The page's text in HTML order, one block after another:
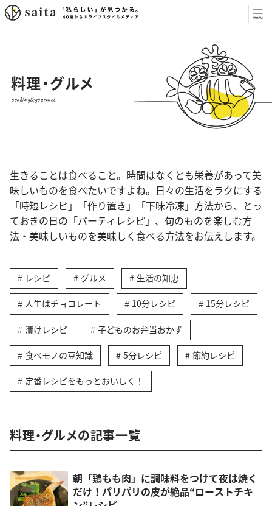
料理・グルメ
cooking&gourmet
生きることは食べること。時間はなくとも栄養があって美
味しいものを食べたいですよね。日々の生活をラクにする
「時短レシピ」「作り置き」「下味冷凍」方法から、とっ
ておきの日の「パーティレシピ」、旬のものを楽しむ方
法・美味しいものを美味しく食べる方法をお伝えします。
レシピ グルメ 生活の知恵
人生はチョコレート 10分レシピ 15分レシピ
漬けレシピ 子どものお弁当おかず
食べモノの豆知識 5分レシピ 節約レシピ
定番レシピをもっとおいしく！
料理・グルメの記事一覧
朝「鶏もも肉」に調味料をつけて夜は焼く
だけ！パリパリの皮が絶品“ローストチキ